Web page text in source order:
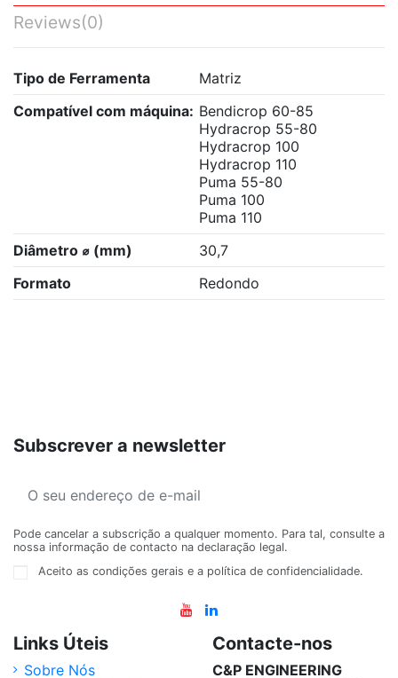
Reviews(0)
Tipo de Ferramenta
Matriz
Compatível com máquina: Bendicrop 60-85
Hydracrop 55-80
Hydracrop 100
Hydracrop 110
Puma 55-80
Puma 100
Puma 110
Diâmetro ⌀ (mm)
30,7
Formato
Redondo
Subscrever a newsletter
Pode cancelar a subscrição a qualquer momento. Para tal, consulte a
nossa informação de contacto na declaração legal.
Aceito as condições gerais e a política de confidencialidade.
Links Úteis
Sobre Nós
Contacte-nos
C&P ENGINEERING